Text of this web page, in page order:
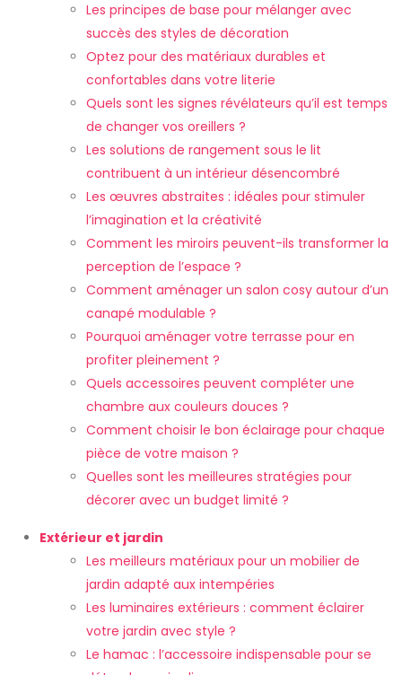
Les principes de base pour mélanger avec
succès des styles de décoration
Optez pour des matériaux durables et
confortables dans votre literie
Quels sont les signes révélateurs qu’il est temps
de changer vos oreillers ?
Les solutions de rangement sous le lit
contribuent à un intérieur désencombré
Les œuvres abstraites : idéales pour stimuler
l’imagination et la créativité
Comment les miroirs peuvent-ils transformer la
perception de l’espace ?
Comment aménager un salon cosy autour d’un
canapé modulable ?
Pourquoi aménager votre terrasse pour en
profiter pleinement ?
Quels accessoires peuvent compléter une
chambre aux couleurs douces ?
Comment choisir le bon éclairage pour chaque
pièce de votre maison ?
Quelles sont les meilleures stratégies pour
décorer avec un budget limité ?
Extérieur et jardin
Les meilleurs matériaux pour un mobilier de
jardin adapté aux intempéries
Les luminaires extérieurs : comment éclairer
votre jardin avec style ?
Le hamac : l’accessoire indispensable pour se